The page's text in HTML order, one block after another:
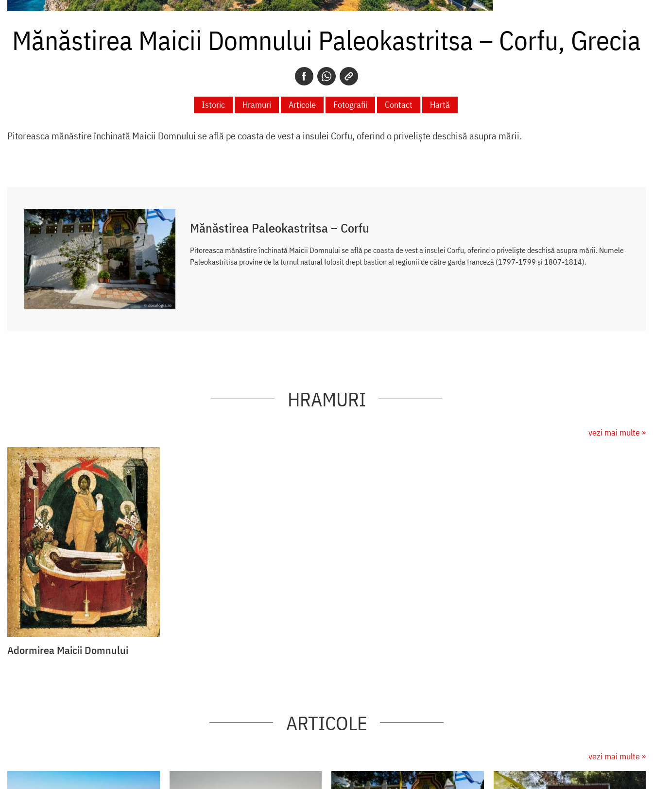
Mănăstirea Maicii Domnului Paleokastritsa – Corfu, Grecia
Istoric Hramuri Articole Fotografii Contact Hartă
Pitoreasca mănăstire închinată Maicii Domnului se află pe coasta de vest a insulei Corfu, oferind o privelişte deschisă asupra mării.
Mănăstirea Paleokastritsa – Corfu
Pitoreasca mănăstire închinată Maicii Domnului se află pe coasta de vest a insulei Corfu, oferind o privelişte deschisă asupra mării. Numele
Paleokastritisa provine de la turnul natural folosit drept bastion al regiunii de către garda franceză (1797-1799 şi 1807-1814).
HRAMURI
vezi mai multe »
Adormirea Maicii Domnului
ARTICOLE
vezi mai multe »